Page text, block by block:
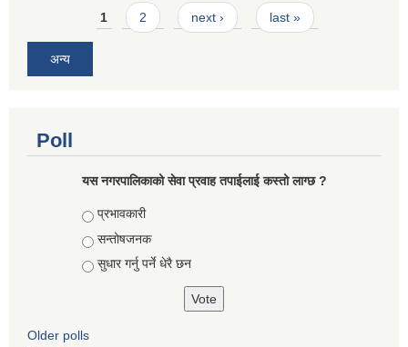
Pages1 2 next › last »
अन्य
Poll
यस नगरपालिकाको सेवा प्रवाह तपाईलाई कस्तो लाग्छ ?
Choices
प्रभावकारी
सन्तोषजनक
सुधार गर्नु पर्ने धेरै छन
Older polls